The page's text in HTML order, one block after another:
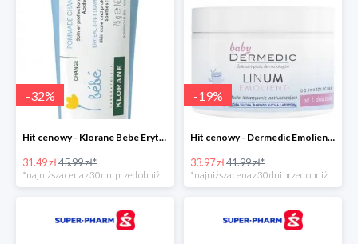
-32%
Hit cenowy - Klorane Bebe Eryteal 3w1
31.49 zł45.99 zł*
-19%
Hit cenowy - Dermedic Emolient Baby Linum
33.97 zł41.99 zł*